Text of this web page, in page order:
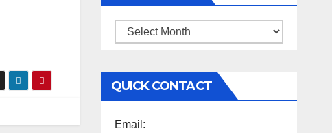
महिने
अनुसार
पढ़ें
QUICK CONTACT
Email: